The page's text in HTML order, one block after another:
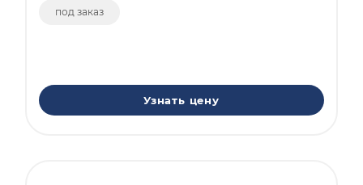
под заказ
Узнать цену